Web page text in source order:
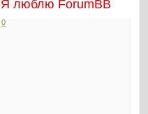
Я люблю ForumBB
0